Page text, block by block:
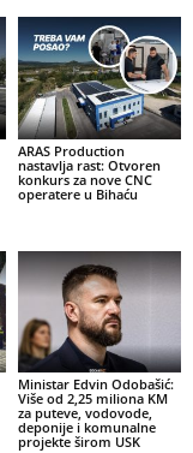
ARAS Production
nastavlja rast: Otvoren
konkurs za nove CNC
operatere u Bihaću
Ministar Edvin Odobašić:
Više od 2,25 miliona KM
za puteve, vodovode,
deponije i komunalne
projekte širom USK